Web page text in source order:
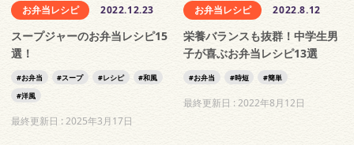
お弁当レシピ 2022.12.23
スープジャーのお弁当レシピ15
選！
お弁当 スープ レシピ
和風
洋風
最終更新日 :2025年3月17日
お弁当レシピ 2022.8.12
栄養バランスも抜群！中学生男
子が喜ぶお弁当レシピ13選
お弁当 時短 簡単
最終更新日 :2022年8月12日